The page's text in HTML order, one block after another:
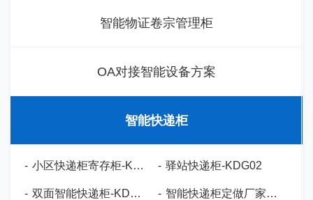
智能物证卷宗管理柜
OA对接智能设备方案
智能快递柜
- 小区快递柜寄存柜-KDG01 - 驿站快递柜-KDG02
- 双面智能快递柜-KDG03 - 智能快递柜定做厂家-KDG04